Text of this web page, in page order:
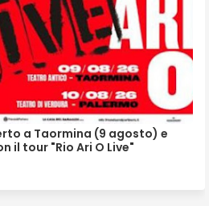
a Taormina (9 agosto) e
il tour "Rio Ari O Live"